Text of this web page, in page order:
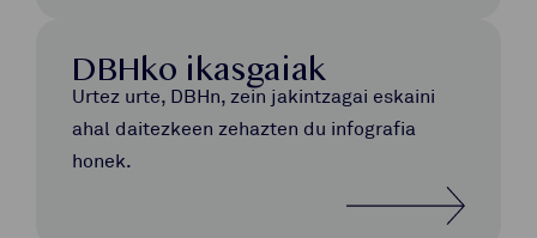
DBHko ikasgaiak
Urtez urte, DBHn, zein jakintzagai eskaini
ahal daitezkeen zehazten du infografia
honek.